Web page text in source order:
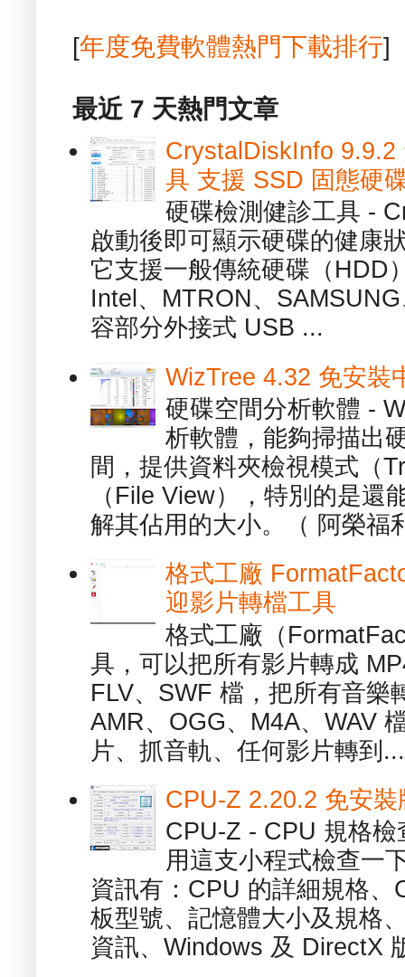
[年度免費軟體熱門下載排行]
最近 7 天熱門文章
CrystalDiskInfo 9.9.2
具 支援 SSD 固態硬
硬碟檢測健診工具 -
啟動後即可顯示硬碟的健康
它支援一般傳統硬碟（HDD
Intel、MTRON、
容部分外接式 USB ...
WizTree 4.32 免安裝
硬碟空間分析軟體 -
析軟體，能夠掃描出
間，提供資料夾檢視模式（
（File View），特別的是還
解其佔用的大小。（ 阿榮福
格式工廠
迎影片轉檔工具
格式工廠（
具，可以把所有影片轉成
FLV、SWF 檔，把所有音樂
AMR、OGG、M4A、WAV
片、抓音軌、任何影片轉到...
CPU-Z 2.20.2 免安
CPU-Z - CPU 規格
用這支小程式檢查一
資訊有：CPU 的詳細規格
板型號、記憶體大小及規格
資訊、Windows 及 DirectX